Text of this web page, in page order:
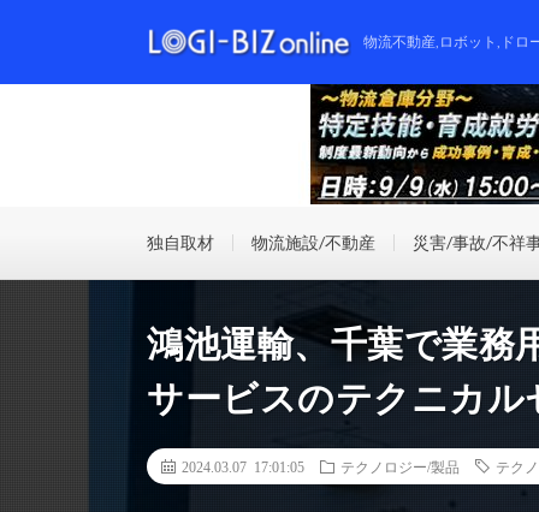
物流不動産,ロボット,ドロ
独自取材 物流施設/不動産 災害/事故/不祥
鴻池運輸、千葉で業務
サービスのテクニカル
2024.03.07 17:01:05 テクノロジー/製品 テク